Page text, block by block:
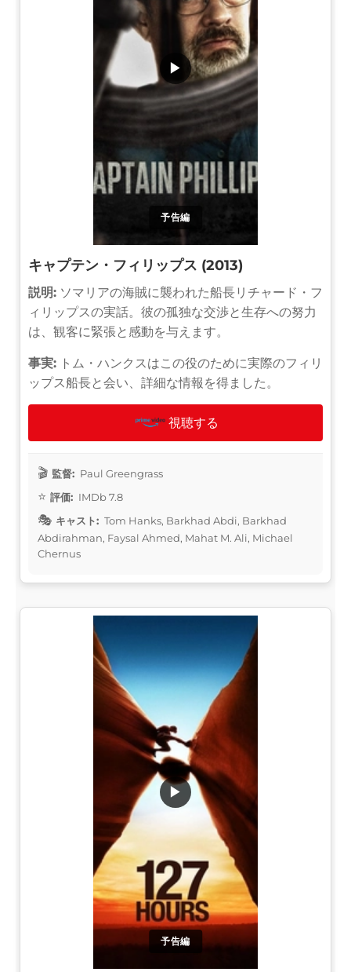
予告編
▶
キャプテン・フィリップス (2013)
説明: ソマリアの海賊に襲われた船長リチャード・フ
ィリップスの実話。彼の孤独な交渉と生存への努力
は、観客に緊張と感動を与えます。
事実: トム・ハンクスはこの役のために実際のフィリ
ップス船長と会い、詳細な情報を得ました。
視聴する
監督: Paul Greengrass
評価: IMDb 7.8
キャスト: Tom Hanks, Barkhad Abdi, Barkhad
Abdirahman, Faysal Ahmed, Mahat M. Ali, Michael
Chernus
予告編
▶